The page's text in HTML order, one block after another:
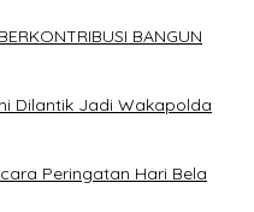
BANGUN
Dilantik Jadi Wakapolda
Peringatan Hari Bela